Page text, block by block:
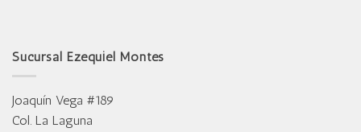
Sucursal Ezequiel Montes
Joaquín Vega #189
Col. La Laguna